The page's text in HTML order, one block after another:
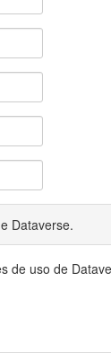
Dataverse.
de uso de